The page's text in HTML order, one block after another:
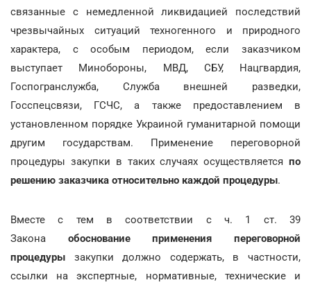
связанные с немедленной ликвидацией последствий
чрезвычайных ситуаций техногенного и природного
характера, с особым периодом, если заказчиком
выступает Минобороны, МВД, СБУ, Нацгвардия,
Госпогранслужба, Служба внешней разведки,
Госспецсвязи, ГСЧС, а также предоставлением в
установленном порядке Украиной гуманитарной помощи
другим государствам. Применение переговорной
процедуры закупки в таких случаях осуществляется по
решению заказчика относительно каждой процедуры.
Вместе с тем в соответствии с ч. 1 ст. 39
Закона обоснование применения переговорной
процедуры закупки должно содержать, в частности,
ссылки на экспертные, нормативные, технические и